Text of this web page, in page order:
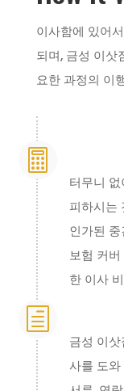
이사함에 있어
되며, 금성 이삿
요한 과정의 이

터무니
피하시는
인가된
보험 커
한 이사
h
금성 이
사를 도